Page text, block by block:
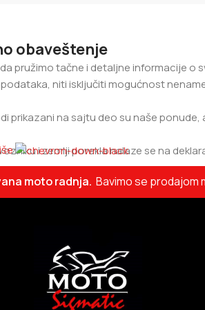
obaveštenje
pružimo tačne i detaljne informacije o
niti isključiti mogućnost
prikazani na sajtu deo su naše
i zemlji porekla nalaze se na
moto radnja. Bavimo se prodajom